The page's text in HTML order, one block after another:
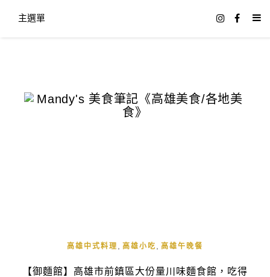
主選單
高雄中式料理 高雄小吃 高雄午晚餐
【御麵館】高雄市前鎮區大份量川味麵食館，吃得